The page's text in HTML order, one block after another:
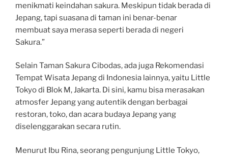
menikmati keindahan sakura. Meskipun tidak berada di
Jepang, tapi suasana di taman ini benar-benar
membuat saya merasa seperti berada di negeri
Sakura.”
Selain Taman Sakura Cibodas, ada juga Rekomendasi
Tempat Wisata Jepang di Indonesia lainnya, yaitu Little
Tokyo di Blok M, Jakarta. Di sini, kamu bisa merasakan
atmosfer Jepang yang autentik dengan berbagai
restoran, toko, dan acara budaya Jepang yang
diselenggarakan secara rutin.
Menurut Ibu Rina, seorang pengunjung Little Tokyo,